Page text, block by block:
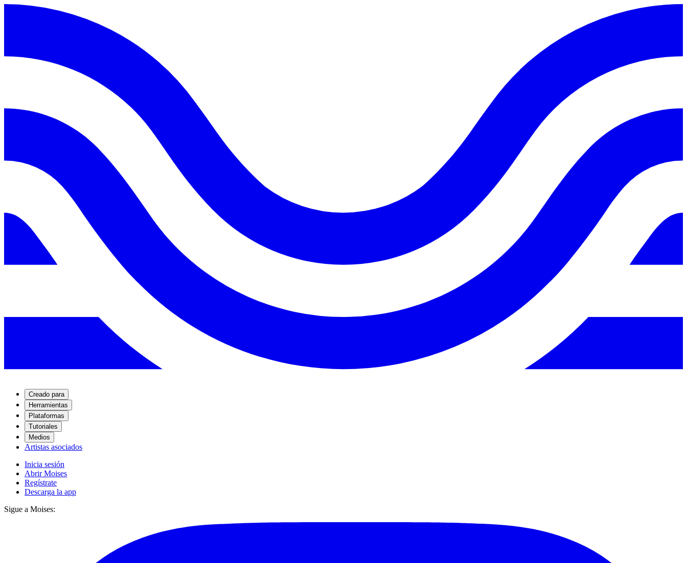
Creado para
Herramientas
Plataformas
Tutoriales
Medios
Artistas asociados
Inicia sesión
Abrir Moises
Regístrate
Descarga la app
Sigue a Moises: